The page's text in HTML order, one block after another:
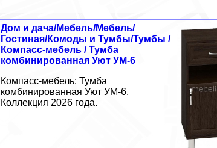
Дом и дача/Мебель/Мебель/
Гостиная/Комоды и Тумбы/Тумбы /
Компасс-мебель / Тумба
комбинированная Уют УМ-6
Компасс-мебель: Тумба
комбинированная Уют УМ-6.
Коллекция 2026 года.